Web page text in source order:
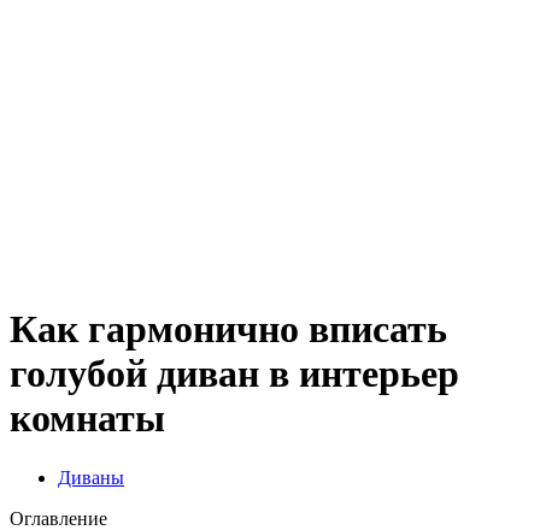
Как гармонично вписать
голубой диван в интерьер
комнаты
Диваны
Оглавление